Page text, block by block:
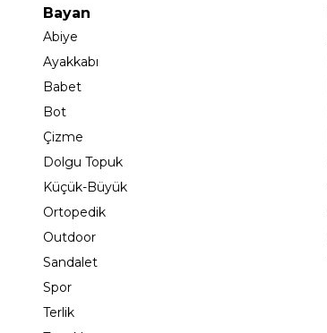
Bayan
Abiye
Ayakkabı
Babet
Bot
Çizme
Dolgu Topuk
Küçük-Büyük
Ortopedik
Outdoor
Sandalet
Spor
Terlik